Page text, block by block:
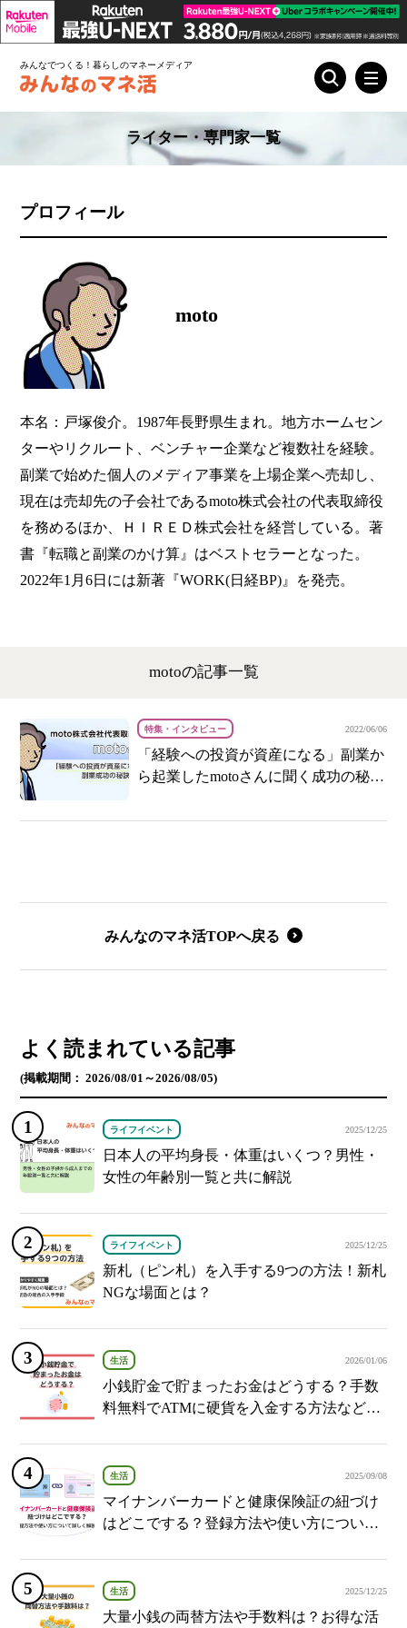
みんなでつくる！暮らしのマネーメディア
ライター・専門家一覧
プロフィール
moto
本名：戸塚俊介。1987年長野県生まれ。地方ホームセン
ターやリクルート、ベンチャー企業など複数社を経験。
副業で始めた個人のメディア事業を上場企業へ売却し、
現在は売却先の子会社であるmoto株式会社の代表取締役
を務めるほか、ＨＩＲＥＤ株式会社を経営している。著
書『転職と副業のかけ算』はベストセラーとなった。
2022年1月6日には新著『WORK(日経BP)』を発売。
motoの記事一覧
特集・インタビュー 2022/06/06
「経験への投資が資産になる」副業か
ら起業したmotoさんに聞く成功の秘訣
みんなのマネ活TOPへ戻る
よく読まれている記事
(掲載期間： 2026/08/01～2026/08/05)
ライフイベント 2025/12/25
日本人の平均身長・体重はいくつ？男性・
女性の年齢別一覧と共に解説
ライフイベント 2025/12/25
新札（ピン札）を入手する9つの方法！新札
NGな場面とは？
生活 2026/01/06
小銭貯金で貯まったお金はどうする？手数
料無料でATMに硬貨を入金する方法など紹
生活 2025/09/08
マイナンバーカードと健康保険証の紐づけ
はどこでする？登録方法や使い方について
生活 2025/12/25
大量小銭の両替方法や手数料は？お得な活